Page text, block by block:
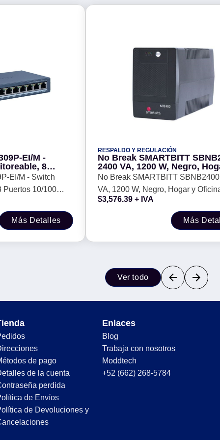
EI/M -
8
PoE+
EI/M - Switch
Puertos 10/100
Más Detalles
RESPALDO Y REGULACIÓN
No Break SMARTBITT
2400 VA, 1200 W, Negro,
Oficina
No Break SMARTBITT
VA, 1200 W, Negro, Hogar y
$3,576.39 + IVA
Más
Ver todo
de pago
de la cuenta
perdida
de Envíos
de Devoluciones y
Enlaces
Blog
Trabaja con nosotros
Moddtech
+52 (662) 268-5784